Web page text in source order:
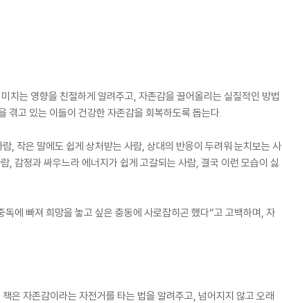
치는 영향을 친절하게 알려주고, 자존감을 끌어올리는 실질적인 방법
겪고 있는 이들이 건강한 자존감을 회복하도록 돕는다.
, 작은 말에도 쉽게 상처받는 사람, 상대의 반응이 두려워 눈치보는 사
, 감정과 싸우느라 에너지가 쉽게 고갈되는 사람, 결국 이런 모습이 싫
에 빠져 희망을 놓고 싶은 충동에 사로잡히곤 했다”고 고백하며, 자
은 자존감이라는 자전거를 타는 법을 알려주고, 넘어지지 않고 오래